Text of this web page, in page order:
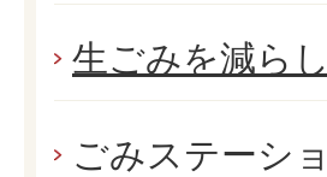
生ごみを減ら
ごみステーシ